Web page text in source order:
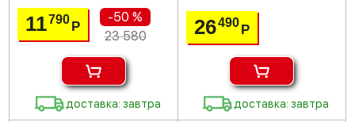
11790Р
-50 %
23 580
доставка: завтра
26490 Р
доставка: завтра